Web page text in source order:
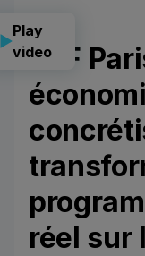
Play
video
CLF
réel sur